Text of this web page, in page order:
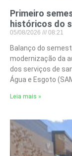
Primeiro
históricos do
05/08/2026 08:21
Balanço do
modernização da
dos serviços de
Água e Esgoto
Leia mais »